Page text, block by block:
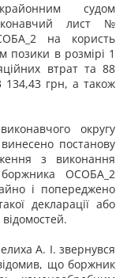
судом
лист №
на користь
позики в розмірі 1
втрат та 88
134,43 грн, а також
округу
постанову
з виконання
ОСОБА_2
і попереджено
декларації або
А. І. звернувся
що боржник